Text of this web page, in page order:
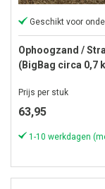
Ophoogzand /
(BigBag circa 0,7
Prijs per stuk
63,95